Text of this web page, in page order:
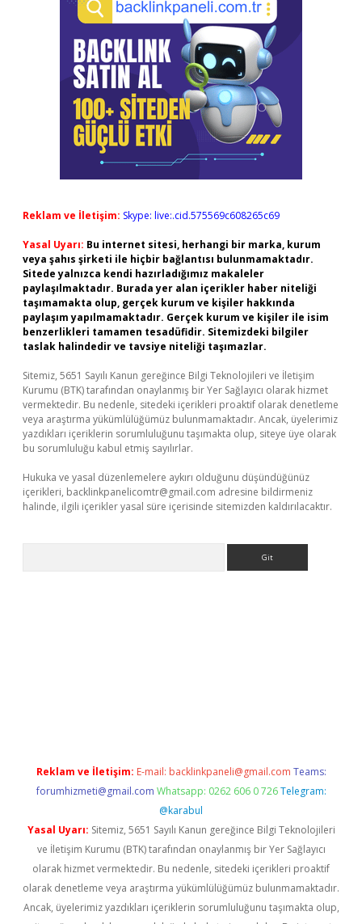
Reklam ve İletişim: Skype: live:.cid.575569c608265c69
Yasal Uyarı: Bu internet sitesi, herhangi bir marka, kurum
veya şahıs şirketi ile hiçbir bağlantısı bulunmamaktadır.
Sitede yalnızca kendi hazırladığımız makaleler
paylaşılmaktadır. Burada yer alan içerikler haber niteliği
taşımamakta olup, gerçek kurum ve kişiler hakkında
paylaşım yapılmamaktadır. Gerçek kurum ve kişiler ile isim
benzerlikleri tamamen tesadüfidir. Sitemizdeki bilgiler
taslak halindedir ve tavsiye niteliği taşımazlar.
Sitemiz, 5651 Sayılı Kanun gereğince Bilgi Teknolojileri ve İletişim
Kurumu (BTK) tarafından onaylanmış bir Yer Sağlayıcı olarak hizmet
vermektedir. Bu nedenle, sitedeki içerikleri proaktif olarak denetleme
veya araştırma yükümlülüğümüz bulunmamaktadır. Ancak, üyelerimiz
yazdıkları içeriklerin sorumluluğunu taşımakta olup, siteye üye olarak
bu sorumluluğu kabul etmiş sayılırlar.
Hukuka ve yasal düzenlemelere aykırı olduğunu düşündüğünüz
içerikleri, backlinkpanelicomtr@gmail.com adresine bildirmeniz
halinde, ilgili içerikler yasal süre içerisinde sitemizden kaldırılacaktır.
Reklam ve İletişim: E-mail: backlinkpaneli@gmail.com Teams:
forumhizmeti@gmail.com Whatsapp: 0262 606 0 726 Telegram:
@karabul
Yasal Uyarı: Sitemiz, 5651 Sayılı Kanun gereğince Bilgi Teknolojileri
ve İletişim Kurumu (BTK) tarafından onaylanmış bir Yer Sağlayıcı
olarak hizmet vermektedir. Bu nedenle, sitedeki içerikleri proaktif
olarak denetleme veya araştırma yükümlülüğümüz bulunmamaktadır.
Ancak, üyelerimiz yazdıkları içeriklerin sorumluluğunu taşımakta olup,